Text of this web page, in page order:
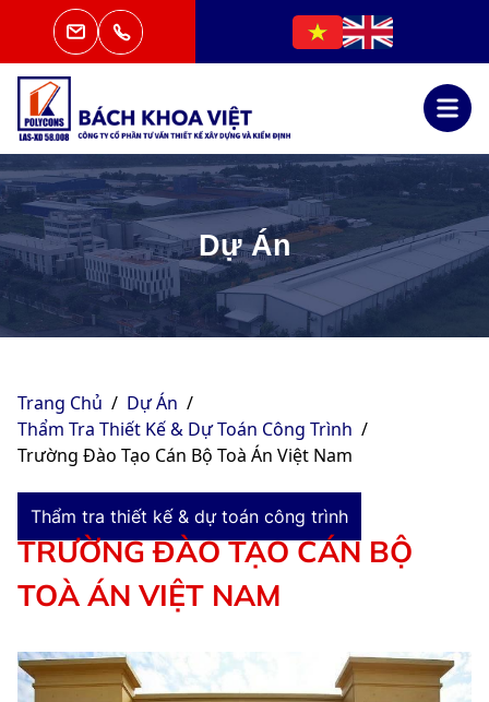
Dự Án
Trang Chủ / Dự Án /
Thẩm Tra Thiết Kế & Dự Toán Công Trình /
Trường Đào Tạo Cán Bộ Toà Án Việt Nam
Thẩm tra thiết kế & dự toán công trình
TRƯỜNG ĐÀO TẠO CÁN BỘ
TOÀ ÁN VIỆT NAM